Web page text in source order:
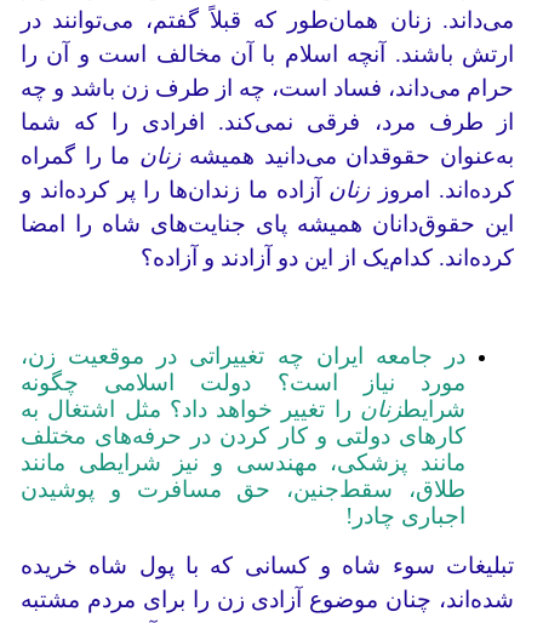
می‌داند. زنان همان‌طور که قبلاً گفتم، می‌توانند در
ارتش باشند. آنچه اسلام با آن مخالف است و آن را
حرام می‌داند، فساد است، چه از طرف زن باشد و چه
از طرف مرد، فرقی نمی‌کند. افرادی را که شما
به‌عنوان حقوقدان می‌دانید همیشهزنان ما را گمراه
کرده‌اند. امروز زنان آزاده ما زندان‌ها را پر کرده‌اند و
این حقوق‌دانان همیشه پای جنایت‌های شاه را امضا
کرده‌اند. کدام‌یک از این دو آزادند و آزاده؟
در جامعه ایران چه تغییراتی در موقعیت زن،
مورد نیاز است؟ دولت اسلامی چگونه
شرایطزنان را تغییر خواهد داد؟ مثل اشتغال به
کارهای دولتی و کار کردن در حرفه‌های مختلف
مانند پزشکی، مهندسی و نیز شرایطی مانند
طلاق، سقط‌جنین، حق مسافرت و پوشیدن
اجباری چادر!
تبلیغات سوء شاه و کسانی که با پول شاه خریده
شده‌اند، چنان موضوع آزادی زن را برای مردم مشتبه